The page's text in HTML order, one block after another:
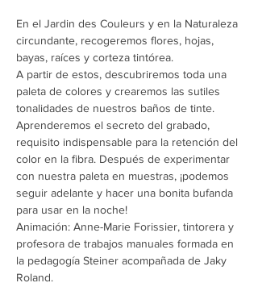
En el Jardin des Couleurs y en la Naturaleza
circundante, recogeremos flores, hojas,
bayas, raíces y corteza tintórea.
A partir de estos, descubriremos toda una
paleta de colores y crearemos las sutiles
tonalidades de nuestros baños de tinte.
Aprenderemos el secreto del grabado,
requisito indispensable para la retención del
color en la fibra. Después de experimentar
con nuestra paleta en muestras, ¡podemos
seguir adelante y hacer una bonita bufanda
para usar en la noche!
Animación: Anne-Marie Forissier, tintorera y
profesora de trabajos manuales formada en
la pedagogía Steiner acompañada de Jaky
Roland.